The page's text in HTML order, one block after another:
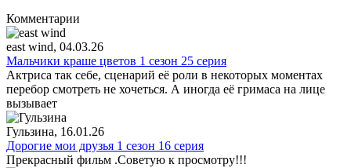
Комментарии
east wind, 04.03.26
Мальчики краше цветов 1 сезон 25 серия
Актриса так себе, сценарий её роли в некоторых моментах
перебор смотреть не хочеться. А иногда её гримаса на лице
вызывает
Гульзина, 16.01.26
Дорогие мои друзья 1 сезон 16 серия
Прекрасный фильм .Советую к просмотру!!!